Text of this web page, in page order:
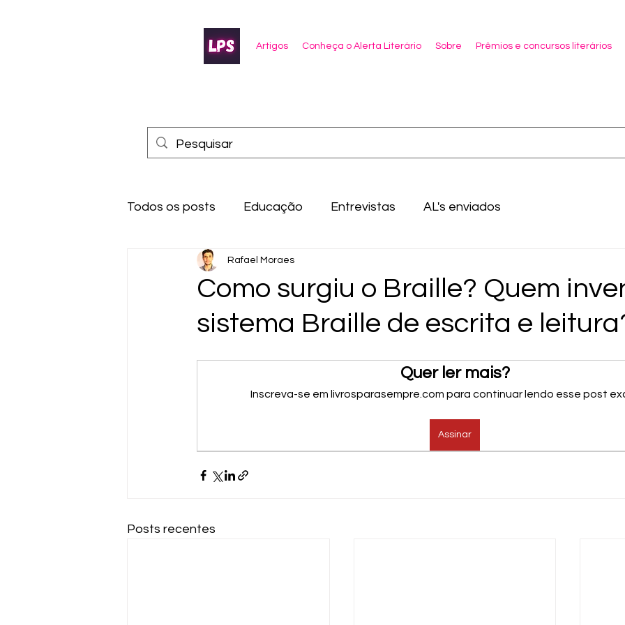
Artigos Conheça o Alerta Literário Sobre Prêmios e concursos literários
Todos os posts Educação Entrevistas AL's enviados
Como surgiu o Braille? Quem
sistema Braille de escrita e
Rafael Moraes
Quer ler mais?
Inscreva-se em livrosparasempre.com para continuar lendo esse post
Assinar
Posts recentes